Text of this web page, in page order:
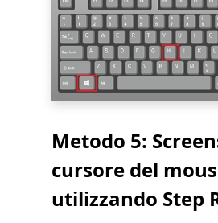
Metodo 5:
cursore del
utilizzando Step